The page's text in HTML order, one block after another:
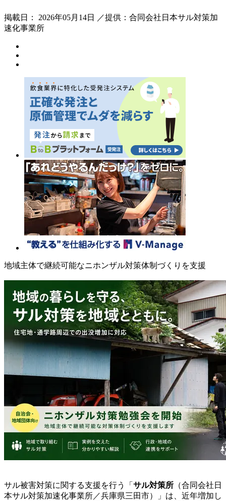
掲載日： 2026年05月14日 ／提供：合同会社日本サル対策加
速化事業所
地域主体で継続可能なニホンザル対策体制づくりを支援
サル被害対策に関する支援を行う「 サル対策所 （合同会社日
本サル対策加速化事業所／兵庫県三田市）」は、近年増加し